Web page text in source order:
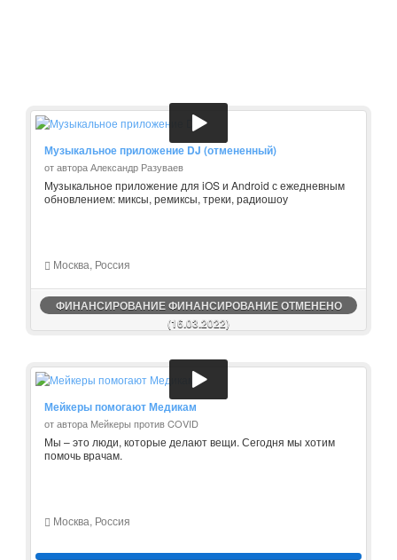
Музыкальное приложение DJ (отмененный)
от автора Александр Разуваев
Музыкальное приложение для iOS и Android с ежедневным
обновлением: миксы, ремиксы, треки, радиошоу
Москва, Россия
ФИНАНСИРОВАНИЕ ФИНАНСИРОВАНИЕ ОТМЕНЕНО
(16.03.2022)
Мейкеры помогают Медикам
от автора Мейкеры против COVID
Мы – это люди, которые делают вещи. Сегодня мы хотим
помочь врачам.
Москва, Россия